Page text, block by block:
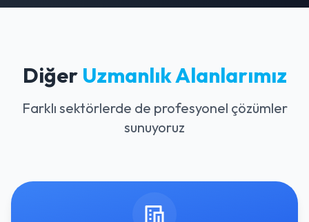
Diğer Uzmanlık Alanlarımız
Farklı sektörlerde de profesyonel çözümler
sunuyoruz